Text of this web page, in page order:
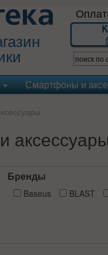
Смартфоны и
Бренды
Baseus BLAST